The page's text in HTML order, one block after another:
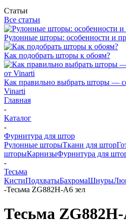
Статьи
Все статьи
Рулонные шторы: особенности и
Как подобрать шторы к обоям?
Как правильно выбрать шторы —
Vinarti
Главная
-
Каталог
-
Фурнитура для штор
Рулонные шторыТкани для штор
шторыКарнизыФурнитура для
-
Тесьма
КистиПодхватыБахромаШнуры
-Тесьма ZG882H-A6 зел
Тесьма ZG882H-